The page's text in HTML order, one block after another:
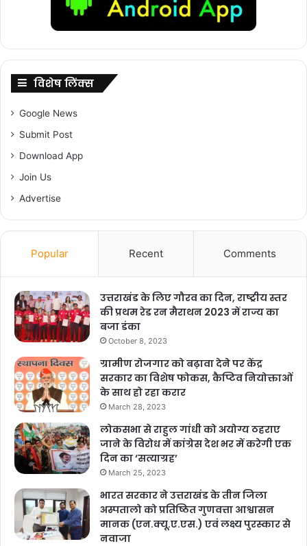
F
a
c
e
b
o
o
k
X
W
h
at
s
A
p
p
G
m
ai
l
C
o
p
y
Li
n
k
h
ar
e
विशेष लिंक्स
Google News
Submit Post
Download App
Join Us
Advertise
Popular Recent Comments
उत्तराखंड के लिए गौरव का दिन, राष्ट्रीय स्तर
की प्रथम रेड रन मैराथन 2023 में राज्य का
बजा डंका
October 8, 2023
ग्रामीण रोजगार को बढ़ावा देने पर केंद्र
सरकार का विशेष फोकस, कैप्टिव नियोक्ताओं
के साथ हो रहा करार
March 28, 2023
लोकसभा से राहुल गांधी को अयोग्य ठहराए
जाने के विरोध में कांग्रेस देश भर में करेगी एक
दिन का ‘सत्याग्रह’
March 25, 2023
भारत सरकार ने उत्तराखंड के तीन जिला
अस्पतालो को प्रतिष्ठित गुणवत्ता आश्वासन
मानक (एन.क्यू.ए.एस.) एवं लक्ष्य पुरस्कार से
नवाजा